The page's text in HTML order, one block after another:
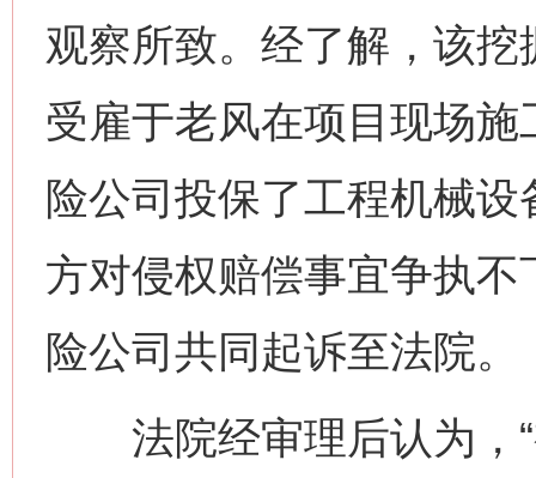
观察所致。经了解，该
受雇于老风在项目现场
险公司投保了工程机械
方对侵权赔偿事宜争执
险公司共同起诉至法院。
法院经审理后认为，“